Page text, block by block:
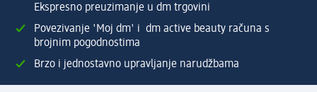
Ekspresno preuzimanje u dm trgovini
Povezivanje 'Moj dm' i dm active beauty računa s
brojnim pogodnostima
Brzo i jednostavno upravljanje narudžbama